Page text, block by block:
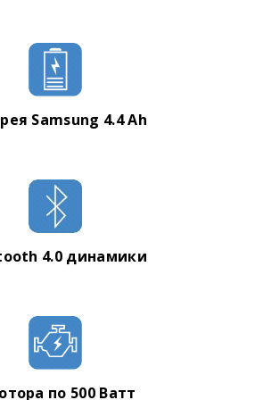
Samsung 4.4 Ah
4.0 динамики
по 500 Ватт